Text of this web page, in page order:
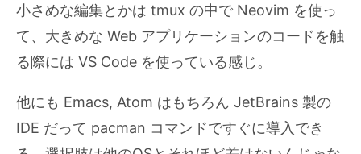
小さめな編集とかは tmux の中で Neovim を使っ
て、大きめな Web アプリケーションのコードを触
る際には VS Code を使っている感じ。
他にも Emacs, Atom はもちろん JetBrains 製の
IDE だって pacman コマンドですぐに導入でき